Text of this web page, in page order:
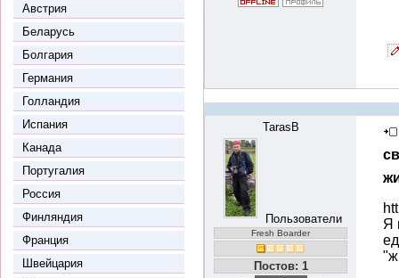
Австрия
Беларусь
Болгария
Германия
Голландия
Испания
Канада
Португалия
Россия
Финляндия
Франция
Швейцария
TarasB
Пользователи
Fresh Boarder
Постов: 1
Я